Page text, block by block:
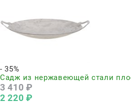
- 35%
Садж из нержавеющей стали
3 410 ₽
2 220 ₽